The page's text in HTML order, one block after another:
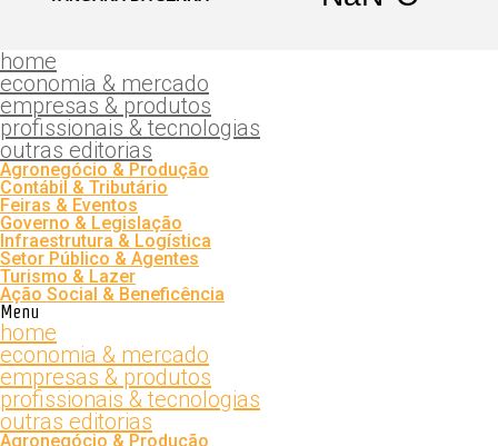
home
economia & mercado
empresas & produtos
profissionais & tecnologias
outras editorias
Agronegócio & Produção
Contábil & Tributário
Feiras & Eventos
Governo & Legislação
Infraestrutura & Logística
Setor Público & Agentes
Turismo & Lazer
Ação Social & Beneficência
Menu
home
economia & mercado
empresas & produtos
profissionais & tecnologias
outras editorias
Agronegócio & Produção